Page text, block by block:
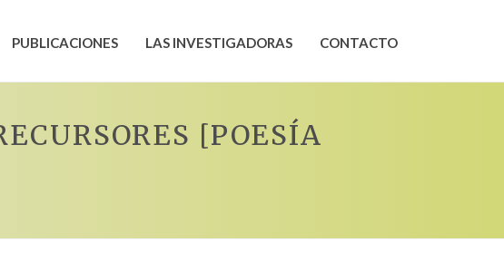
PUBLICACIONES LAS INVESTIGADORAS CONTACTO
[POESÍA